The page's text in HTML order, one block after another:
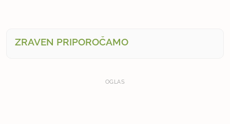
ZRAVEN PRIPOROČAMO
OGLAS